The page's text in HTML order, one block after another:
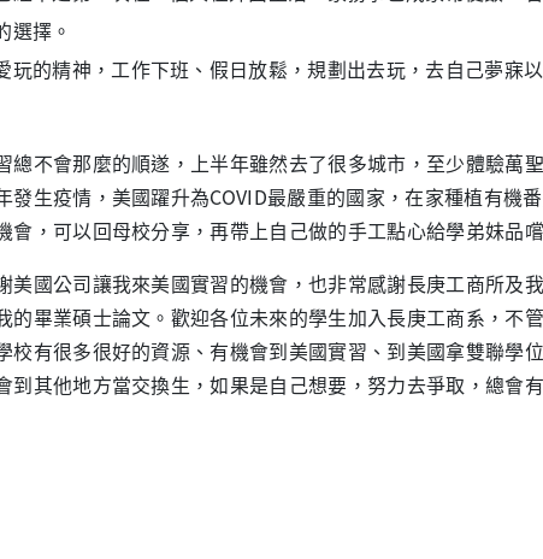
選擇。
玩的精神，工作下班、假日放鬆，規劃出去玩，去自己夢寐
不會那麼的順遂，上半年雖然去了很多城市，至少體驗萬
發生疫情，美國躍升為COVID最嚴重的國家，在家種植有機
會，可以回母校分享，再帶上自己做的手工點心給學弟妹品
國公司讓我來美國實習的機會，也非常感謝長庚工商所及
的畢業碩士論文。歡迎各位未來的學生加入長庚工商系，不
校有很多很好的資源、有機會到美國實習、到美國拿雙聯學
到其他地方當交換生，如果是自己想要，努力去爭取，總會